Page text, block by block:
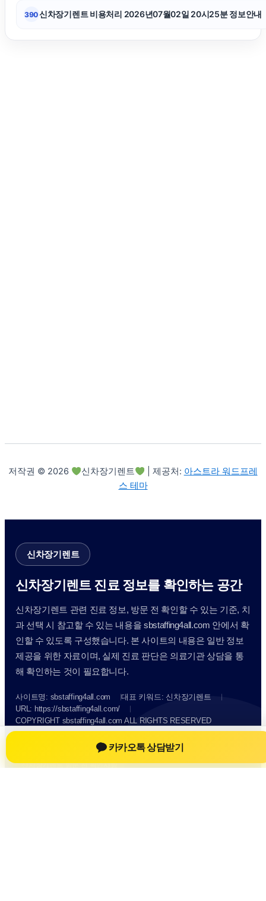
상간소송
390신차장기렌트 비용처리 2026년07월02일 20시25분 정보안내
저작권 © 2026 신차장기렌트 | 제공처: 아스트라 워드프레
스 테마
신차장기렌트
신차장기렌트 진료 정보를 확인하는 공간
신차장기렌트 관련 진료 정보, 방문 전 확인할 수 있는 기준, 치
과 선택 시 참고할 수 있는 내용을 sbstaffing4all.com 안에서 확
인할 수 있도록 구성했습니다. 본 사이트의 내용은 일반 정보
제공을 위한 자료이며, 실제 진료 판단은 의료기관 상담을 통
해 확인하는 것이 필요합니다.
사이트명: sbstaffing4all.com
대표 키워드: 신차장기렌트
URL: https://sbstaffing4all.com/
COPYRIGHT sbstaffing4all.com ALL RIGHTS RESERVED
신차장기렌트 정보
신차장기렌트
신차장기렌트 방문 전 확인사항
카카오톡 상담받기